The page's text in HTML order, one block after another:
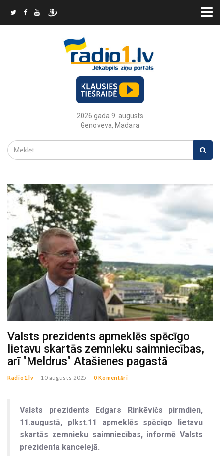
2026.gada 9. augusts
Genoveva, Madara
Valsts prezidents apmeklēs spēcīgo
lietavu skartās zemnieku saimniecības,
arī "Meldrus" Atašienes pagastā
Radio1.lv -- 10 augusts 2025 -- 0 Komentāri
Valsts prezidents Edgars Rinkēvičs pirmdien,
11.augustā, plkst.11 apmeklēs spēcīgo lietavu
skartās zemnieku saimniecības, informē Valsts
prezidenta kancelejā.